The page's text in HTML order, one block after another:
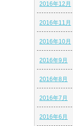
2016年12月
2016年11月
2016年10月
2016年9月
2016年8月
2016年7月
2016年6月